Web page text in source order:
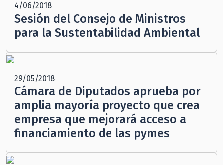
4/06/2018
Sesión del Consejo de Ministros
para la Sustentabilidad Ambiental
29/05/2018
Cámara de Diputados aprueba por
amplia mayoría proyecto que crea
empresa que mejorará acceso a
financiamiento de las pymes